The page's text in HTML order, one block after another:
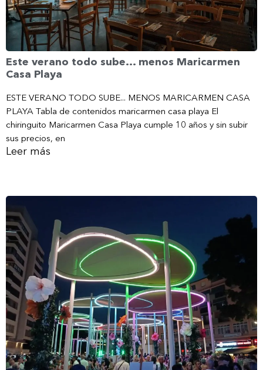
Este verano todo sube… menos Maricarmen
Casa Playa
ESTE VERANO TODO SUBE... MENOS MARICARMEN CASA
PLAYA Tabla de contenidos maricarmen casa playa El
chiringuito Maricarmen Casa Playa cumple 10 años y sin subir
sus precios, en
Leer más